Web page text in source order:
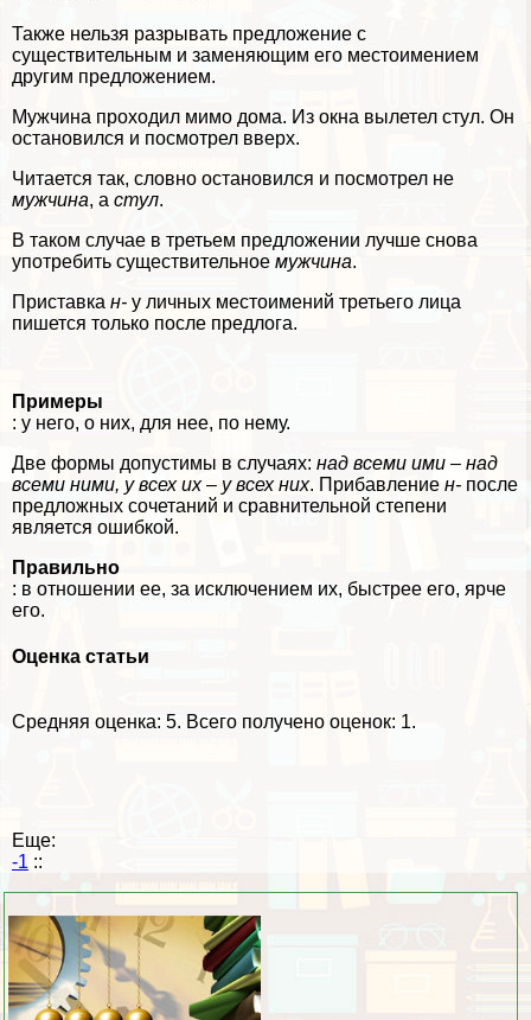
Также нельзя разрывать предложение с
существительным и заменяющим его местоимением
другим предложением.
Мужчина проходил мимо дома. Из окна вылетел стул. Он
остановился и посмотрел вверх.
Читается так, словно остановился и посмотрел не
мужчина, а стул.
В таком случае в третьем предложении лучше снова
употребить существительное мужчина.
Приставка н- у личных местоимений третьего лица
пишется только после предлога.
Примеры
: у него, о них, для нее, по нему.
Две формы допустимы в случаях: над всеми ими – над
всеми ними, у всех их – у всех них. Прибавление н- после
предложных сочетаний и сравнительной степени
является ошибкой.
Правильно
: в отношении ее, за исключением их, быстрее его, ярче
его.
Оценка статьи
Средняя оценка: 5. Всего получено оценок: 1.
Еще:
-1 ::